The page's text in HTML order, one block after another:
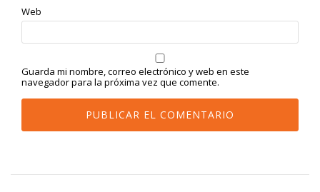
Web
Guarda mi nombre, correo electrónico y web en este
navegador para la próxima vez que comente.